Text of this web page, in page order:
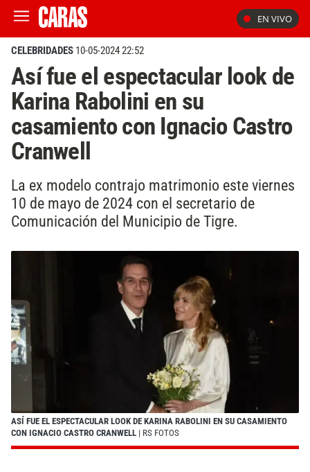
EN VIVO
CELEBRIDADES 10-05-2024 22:52
Así fue el espectacular look de
Karina Rabolini en su
casamiento con Ignacio Castro
Cranwell
La ex modelo contrajo matrimonio este viernes
10 de mayo de 2024 con el secretario de
Comunicación del Municipio de Tigre.
ASÍ FUE EL ESPECTACULAR LOOK DE KARINA RABOLINI EN SU CASAMIENTO
CON IGNACIO CASTRO CRANWELL | RS FOTOS